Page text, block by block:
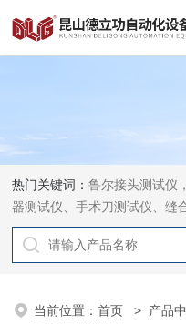
热门关键词：鲁尔接头测试仪
器测试仪、手术刀测试仪、缝
钳测试仪、导引管导丝测试仪
当前位置：首页 > 产品